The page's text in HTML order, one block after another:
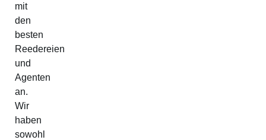
mit
den
besten
Reedereien
und
Agenten
an.
Wir
haben
sowohl